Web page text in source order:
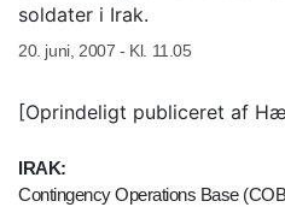
soldater i Irak.
20. juni, 2007 - Kl. 11.05
[Oprindeligt publiceret af
IRAK:
Contingency Operations Base